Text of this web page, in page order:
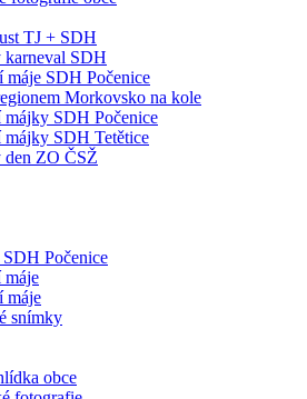
TJ + SDH
karneval SDH
máje SDH Počenice
Morkovsko na kole
májky SDH Počenice
májky SDH Tetětice
den ZO ČSŽ
SDH Počenice
máje
máje
snímky
obce